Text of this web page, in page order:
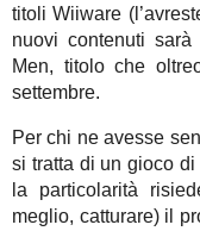
titoli Wiiware
nuovi contenuti
Men, titolo che
settembre.
Per chi ne avesse
si tratta di un gioco di
la particolarità
meglio, catturare) il